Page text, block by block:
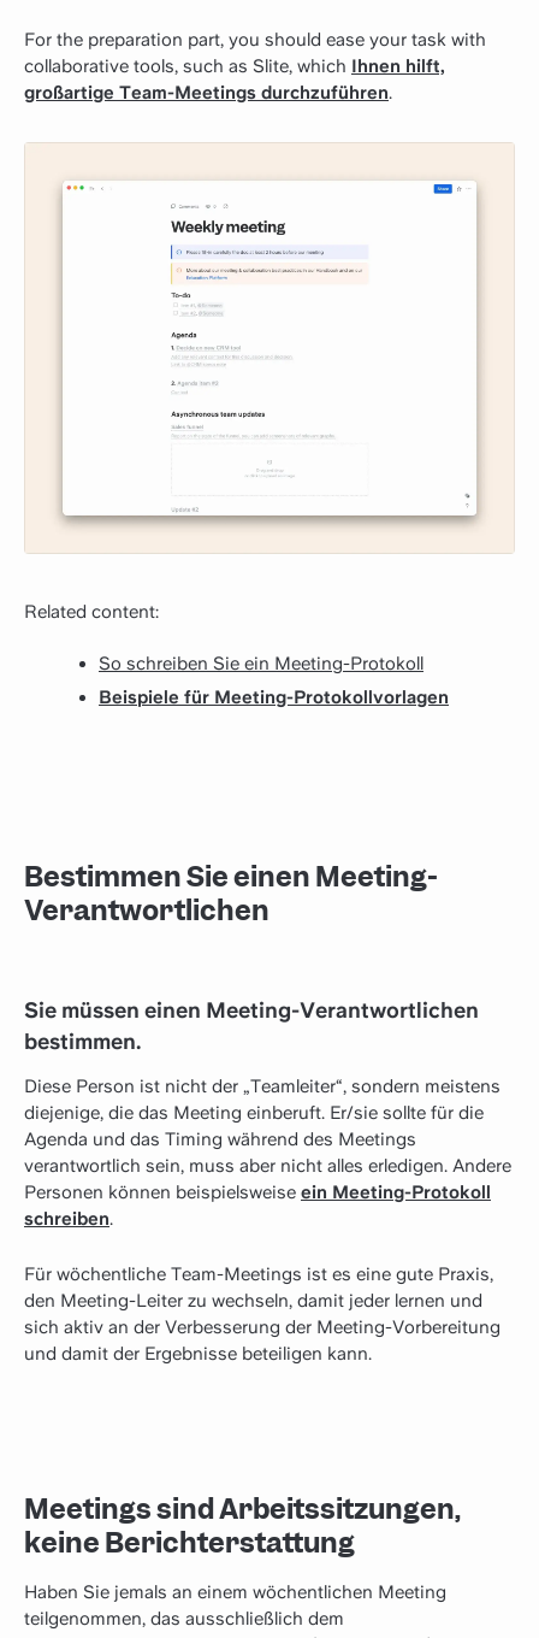
For the preparation part, you should ease your task with
collaborative tools, such as Slite, which Ihnen hilft,
großartige Team-Meetings durchzuführen.
Related content:
So schreiben Sie ein Meeting-Protokoll
Beispiele für Meeting-Protokollvorlagen
Bestimmen Sie einen Meeting-
Verantwortlichen
Sie müssen einen Meeting-Verantwortlichen
bestimmen.
Diese Person ist nicht der „Teamleiter“, sondern meistens
diejenige, die das Meeting einberuft. Er/sie sollte für die
Agenda und das Timing während des Meetings
verantwortlich sein, muss aber nicht alles erledigen. Andere
Personen können beispielsweise ein Meeting-Protokoll
schreiben.
Für wöchentliche Team-Meetings ist es eine gute Praxis,
den Meeting-Leiter zu wechseln, damit jeder lernen und
sich aktiv an der Verbesserung der Meeting-Vorbereitung
und damit der Ergebnisse beteiligen kann.
Meetings sind Arbeitssitzungen,
keine Berichterstattung
Haben Sie jemals an einem wöchentlichen Meeting
teilgenommen, das ausschließlich dem